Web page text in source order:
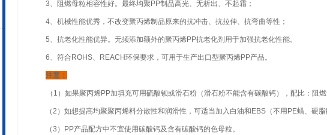
3、阻燃母粒相容性好。最终均聚 PP制品高光、无析出、不起霜；
4、机械性能优秀，不改变聚丙烯制品原来的抗冲击、抗拉伸、抗弯曲等性；
5、抗老化性能优异。无须添加额外的聚丙烯PP抗老化剂用于加强抗老化性能。
6、符合ROHS、REACH环保要求，可用于生产出口型聚丙烯PP产品。
注意：
（ 1 ）如果聚丙烯PP加填充可用硫酸钡或滑石粉（滑石粉不能含有碳酸钙），配比：阻
（2 ）如想提高均聚聚丙烯料分散性和润滑性，可适当加入白油和EBS（不用PE蜡、硬
（3 ） PP产品配方中不宜使用碳酸钙及含有碳酸钙的色母粒。